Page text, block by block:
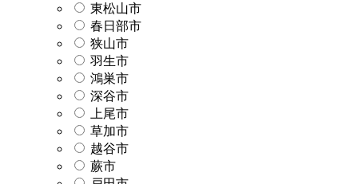
東松山市
春日部市
狭山市
羽生市
鴻巣市
深谷市
上尾市
草加市
越谷市
蕨市